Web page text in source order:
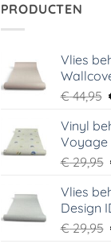
PRODUCTEN
Vlies
€44,95
Vinyl
Voyage
€29,95
Vlies
Design
€29,95